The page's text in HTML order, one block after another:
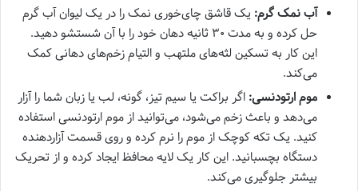
آب نمک گرم: یک قاشق چای‌خوری نمک را در یک لیوان آب گرم
حل کرده و به مدت ۳۰ ثانیه دهان خود را با آن شستشو دهید.
این کار به تسکین لثه‌های ملتهب و التیام زخم‌های دهانی کمک
می‌کند.
موم ارتودنسی: اگر براکت یا سیم تیز، گونه، لب یا زبان شما را آزار
می‌دهد و باعث زخم می‌شود، می‌توانید از موم ارتودنسی استفاده
کنید. یک تکه کوچک از موم را نرم کرده و روی قسمت آزاردهنده
دستگاه بچسبانید. این کار یک لایه محافظ ایجاد کرده و از تحریک
بیشتر جلوگیری می‌کند.